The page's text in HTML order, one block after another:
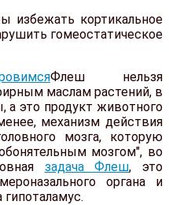
избежать кортикальное
гомеостатическое
Флеш нельзя
маслам растений, в
это продукт животного
механизм действия
мозга, которую
мозгом", во
задача Флеш, это
органа и